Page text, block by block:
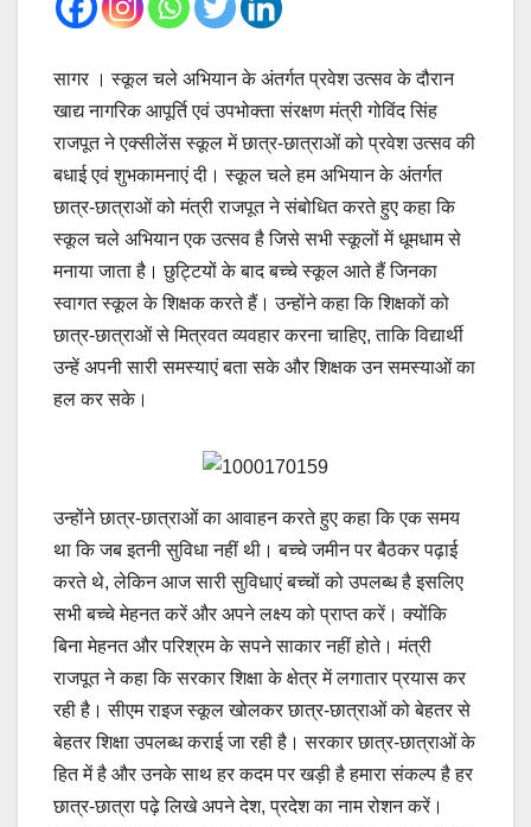
सागर । स्कूल चले अभियान के अंतर्गत प्रवेश उत्सव के दौरान
खाद्य नागरिक आपूर्ति एवं उपभोक्ता संरक्षण मंत्री गोविंद सिंह
राजपूत ने एक्सीलेंस स्कूल में छात्र-छात्राओं को प्रवेश उत्सव की
बधाई एवं शुभकामनाएं दी। स्कूल चले हम अभियान के अंतर्गत
छात्र-छात्राओं को मंत्री राजपूत ने संबोधित करते हुए कहा कि
स्कूल चले अभियान एक उत्सव है जिसे सभी स्कूलों में धूमधाम से
मनाया जाता है। छुट्टियों के बाद बच्चे स्कूल आते हैं जिनका
स्वागत स्कूल के शिक्षक करते हैं। उन्होंने कहा कि शिक्षकों को
छात्र-छात्राओं से मित्रवत व्यवहार करना चाहिए, ताकि विद्यार्थी
उन्हें अपनी सारी समस्याएं बता सके और शिक्षक उन समस्याओं का
हल कर सके।
उन्होंने छात्र-छात्राओं का आवाहन करते हुए कहा कि एक समय
था कि जब इतनी सुविधा नहीं थी। बच्चे जमीन पर बैठकर पढ़ाई
करते थे, लेकिन आज सारी सुविधाएं बच्चों को उपलब्ध है इसलिए
सभी बच्चे मेहनत करें और अपने लक्ष्य को प्राप्त करें। क्योंकि
बिना मेहनत और परिश्रम के सपने साकार नहीं होते। मंत्री
राजपूत ने कहा कि सरकार शिक्षा के क्षेत्र में लगातार प्रयास कर
रही है। सीएम राइज स्कूल खोलकर छात्र-छात्राओं को बेहतर से
बेहतर शिक्षा उपलब्ध कराई जा रही है। सरकार छात्र-छात्राओं के
हित में है और उनके साथ हर कदम पर खड़ी है हमारा संकल्प है हर
छात्र-छात्रा पढ़े लिखे अपने देश, प्रदेश का नाम रोशन करें।